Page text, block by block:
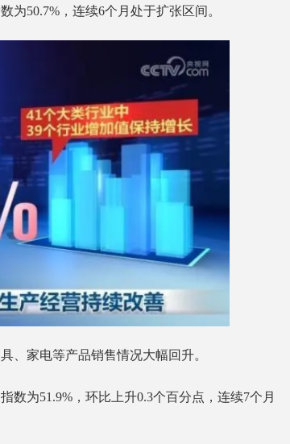
为50.7%，连续6个月处于扩张区间。
、家电等产品销售情况大幅回升。
数为51.9%，环比上升0.3个百分点，连续7个月